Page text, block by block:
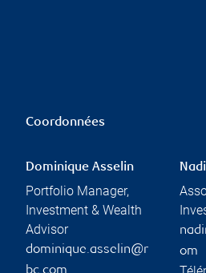
Coordonnées
Dominique Asselin
Portfolio Manager,
Investment & Wealth
Advisor
dominique.asselin@r
om